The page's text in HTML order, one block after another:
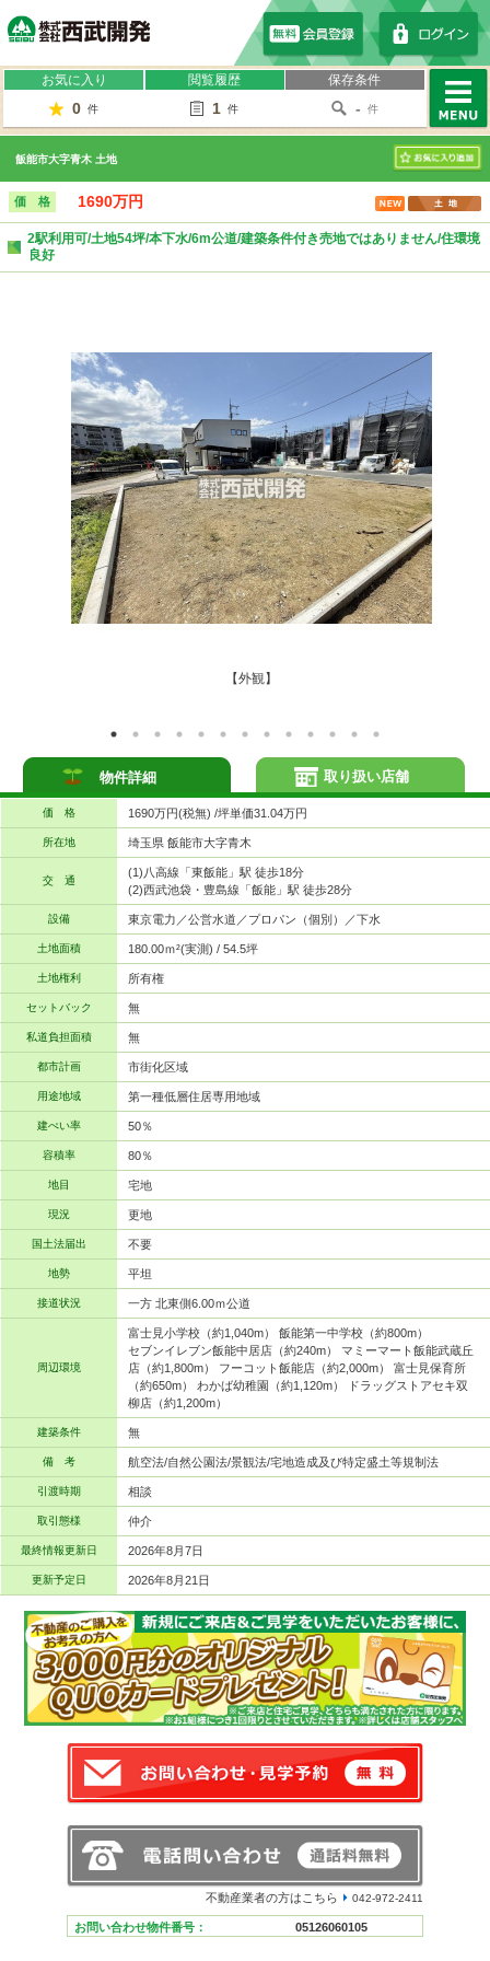
お気に入り
0 件
閲覧履歴
1 件
保存条件
- 件
MENU
飯能市大字青木 土地
お気に入り
価 格 1690万円
2駅利用可/土地54坪/本下水/6m公道/建築条件付き売地ではありません/住環境
良好
【外観】
物件詳細
価 格 1690万円(税無) /坪単価31.04万円
所在地 埼玉県 飯能市大字青木
交 通
(1)八高線「東飯能」駅 徒歩18分
(2)西武池袋・豊島線「飯能」駅 徒歩28分
設備 東京電力／公営水道／プロパン（個別）／下水
土地面積 180.00ｍ²(実測) / 54.5坪
土地権利 所有権
セットバック 無
私道負担面積 無
都市計画 市街化区域
用途地域 第一種低層住居専用地域
建ぺい率 50％
容積率 80％
地目 宅地
現況 更地
国土法届出 不要
地勢 平坦
接道状況 一方 北東側6.00ｍ公道
周辺環境
富士見小学校（約1,040m） 飯能第一中学校（約800m）
セブンイレブン飯能中居店（約240m） マミーマート飯能武蔵丘
店（約1,800m） フーコット飯能店（約2,000m） 富士見保育所
（約650m） わかば幼稚園（約1,120m） ドラッグストアセキ双
柳店（約1,200m）
建築条件 無
備 考 航空法/自然公園法/景観法/宅地造成及び特定盛土等規制法
引渡時期 相談
取引態様 仲介
最終情報更新日 2026年8月7日
更新予定日 2026年8月21日
不動産業者の方はこちら 042-972-2411
お問い合わせ物件番号： 05126060105
取り扱い店舗